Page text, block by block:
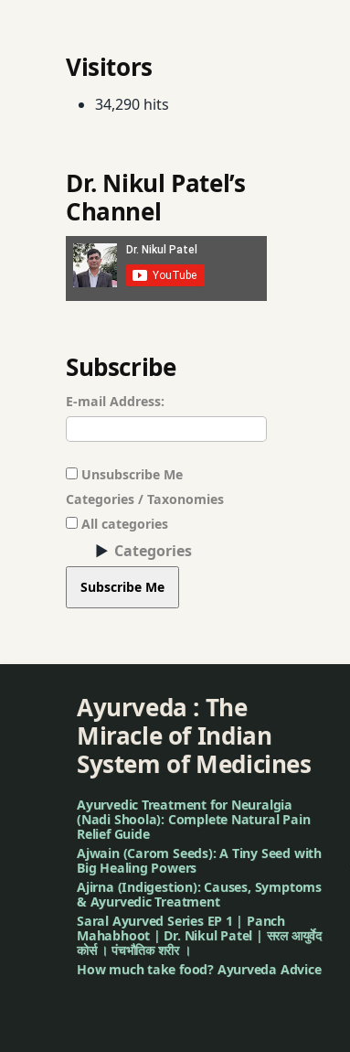
Visitors
34,290 hits
Dr. Nikul Patel’s
Channel
Subscribe
E-mail Address:
Unsubscribe Me
Categories / Taxonomies
All categories
Categories
Subscribe Me
Ayurveda : The
Miracle of Indian
System of Medicines
Ayurvedic Treatment for Neuralgia
(Nadi Shoola): Complete Natural Pain
Relief Guide
Ajwain (Carom Seeds): A Tiny Seed with
Big Healing Powers
Ajirna (Indigestion): Causes, Symptoms
& Ayurvedic Treatment
Saral Ayurved Series EP 1 | Panch
Mahabhoot | Dr. Nikul Patel | सरल आयुर्वेद
कोर्स । पंचभौतिक शरीर ।
How much take food? Ayurveda Advice